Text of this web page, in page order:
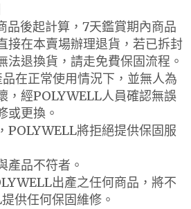
品後起計算，7天鑑賞期內商品
接在本賣場辦理退貨，若已拆封
法退換貨，請走免費保固流程。
在正常使用情況下，並無人為
，經POLYWELL人員確認無誤
或更換。
POLYWELL將拒絕提供保固服
產品不符者。
出產之任何商品，將不
供任何保固維修。